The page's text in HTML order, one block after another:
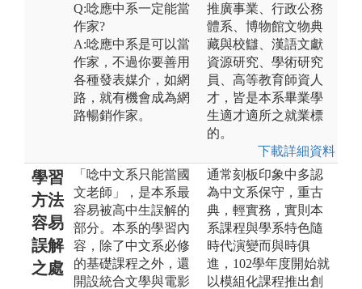
Q:唸應中系一定能當
作家?
A:唸應中系是可以當
作家，不過你要善用
各種發表媒介，如網
路，就有機會成為網
路暢銷作家。
推廣事業、行政公務
體系、博物館文物典
藏與校讎、漢語文獻
資源研究、學術研究
員、高等教育師資人
才，皆是本系畢業學
生適才適所之就業標
的。
下載詳細資料
學習
方法
容易
誤解
之處
「唸中文系只能當國
文老師」，是本系最
容易被高中生誤解的
部分。本系的學習內
容，除了中文系必修
的基礎課程之外，還
開設統合文學與電影
通常刻板印象中多認
為中文系保守，重古
典，輕實務，實則本
系課程與學系特色隨
時代演變而與時俱
進，102學年度開始就
以模組化課程推出創